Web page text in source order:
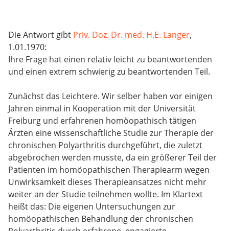
Die Antwort gibt Priv. Doz. Dr. med. H.E. Langer,
1.01.1970:
Ihre Frage hat einen relativ leicht zu beantwortenden
und einen extrem schwierig zu beantwortenden Teil.
Zunächst das Leichtere. Wir selber haben vor einigen
Jahren einmal in Kooperation mit der Universität
Freiburg und erfahrenen homöopathisch tätigen
Ärzten eine wissenschaftliche Studie zur Therapie der
chronischen Polyarthritis durchgeführt, die zuletzt
abgebrochen werden musste, da ein größerer Teil der
Patienten im homöopathischen Therapiearm wegen
Unwirksamkeit dieses Therapieansatzes nicht mehr
weiter an der Studie teilnehmen wollte. Im Klartext
heißt das: Die eigenen Untersuchungen zur
homöopathischen Behandlung der chronischen